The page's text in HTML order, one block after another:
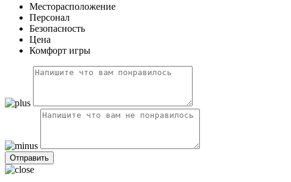
Месторасположение
Персонал
Безопасность
Цена
Комфорт игры